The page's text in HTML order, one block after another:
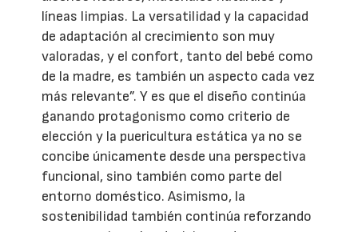
líneas limpias. La versatilidad y la capacidad
de adaptación al crecimiento son muy
valoradas, y el confort, tanto del bebé como
de la madre, es también un aspecto cada vez
más relevante”. Y es que el diseño continúa
ganando protagonismo como criterio de
elección y la puericultura estática ya no se
concibe únicamente desde una perspectiva
funcional, sino también como parte del
entorno doméstico. Asimismo, la
sostenibilidad también continúa reforzando